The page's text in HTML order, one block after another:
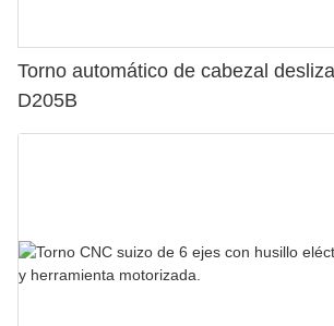
Torno automático de cabezal
D205B